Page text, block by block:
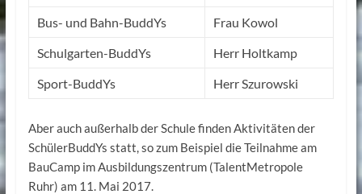
Bus- und Bahn-BuddYs
Frau Kowol
Schulgarten-BuddYs
Herr Holtkamp
Sport-BuddYs
Herr Szurowski
Aber auch außerhalb der Schule finden Aktivitäten der
SchülerBuddYs statt, so zum Beispiel die Teilnahme am
BauCamp im Ausbildungszentrum (TalentMetropole
Ruhr) am 11. Mai 2017.